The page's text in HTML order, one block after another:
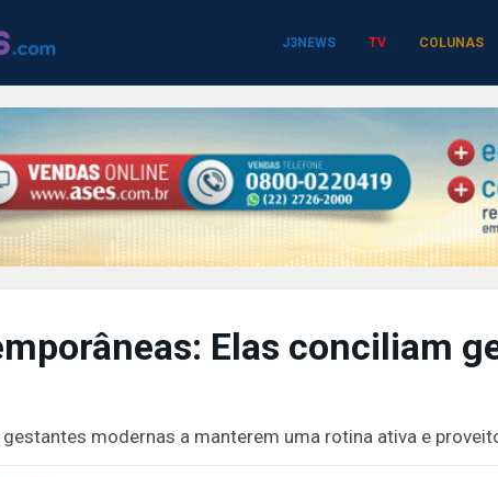
J3NEWS TV COLUNAS
Elas conciliam
modernas a manterem uma rotina ativa e